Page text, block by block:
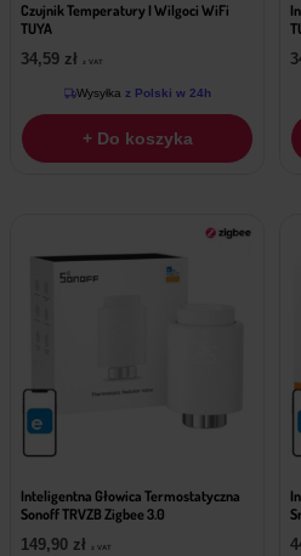
Czujnik Temperatury I Wilgoci WiFi
TUYA
34,59 zł z VAT
Wysyłka z Polski w 24h
+ Do koszyka
Inteligentna Głowica Termostatyczna
Sonoff TRVZB Zigbee 3.0
149,90 zł z VAT